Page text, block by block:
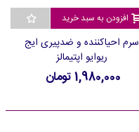
افزودن به سبد خرید
سرم احیاکننده و ضدپیری ایج
ریوایو اپتیمالز
1,980,000 تومان